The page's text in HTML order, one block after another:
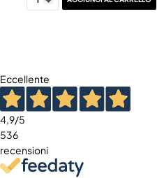
Eccellente
4,9/5
536
recensioni